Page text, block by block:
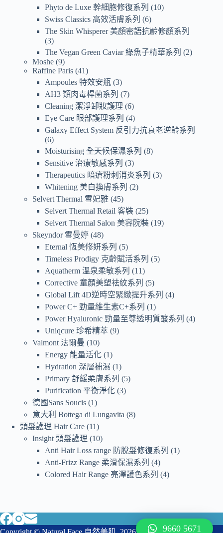
Phyto de Luxe 幹細胞修復系列
10
Swiss Classics 高效活膚系列
6
The Skin Whisperer 美顏密語抗齡修顏系列
3
The Vegan Green Caviar 綠魚子精華系列
2
Moshe 9
Raffine Paris 41
Ampoules 特效安瓶 3
AH3 類肉毒桿菌系列
7
Cleaning 潔淨卸妝護理 6
Eye Care 眼部護理系列
4
Galaxy Effect System 反引力抗衰老逆齡系列
6
Moisturising 全天候保濕系列
8
Sensitive 治療敏感系列
3
Therapeutics 暗瘡粉刺消炎系列
3
Whitening 美白換膚系列
2
Selvert Thermal 雪妃雅 45
Selvert Thermal Retail 客裝 25
Selvert Thermal Salon 美容院裝 19
Skeyndor 雪曼婷 48
Eternal 恆美修妍系列
5
Timeless Prodigy 克齡賦活系列
5
Aquatherm 溫泉柔敏系列
11
Corrective 童顏美塑祛紋系列
5
Global Lift 4D逆時空緊緻提升系列
4
Power C+ 勁量維生素C+系列
1
Power Hyaluronic 勁量至尊透明質酸系列
4
Uniqcure 珍希精萃 9
Valmont 法爾曼
10
Energy 能量活化 1
Hydration 深層補濕
1
Primary 舒緩柔膚系列
5
Purification 平衡淨化 3
德國Sans Soucis 1
意大利 Bottega di Lungavita 8
頭髮護理 Hair Care 11
Insight 頭髮護理
10
Anti Hair Loss range 防脫髮修復系列
1
Anti-Frizz Range 柔滑保濕系列
4
Colored Hair Range 亮澤護色系列
4
9660 5671